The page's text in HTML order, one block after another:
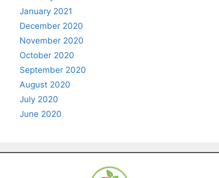
January 2021
December 2020
November 2020
October 2020
September 2020
August 2020
July 2020
June 2020